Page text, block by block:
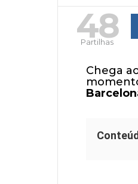
48
Partilhas
Chega